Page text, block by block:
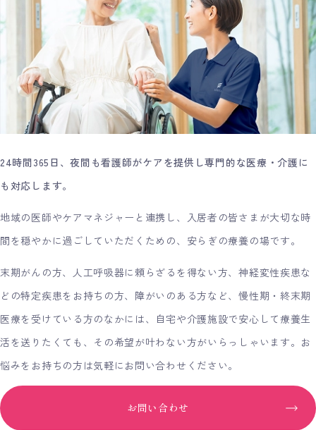
24時間365日、夜間も看護師がケアを提供し専門的な医療・介護に
も対応します。
地域の医師やケアマネジャーと連携し、入居者の皆さまが大切な時
間を穏やかに過ごしていただくための、安らぎの療養の場です。
末期がんの方、人工呼吸器に頼らざるを得ない方、神経変性疾患な
どの特定疾患をお持ちの方、障がいのある方など、慢性期・終末期
医療を受けている方のなかには、自宅や介護施設で安心して療養生
活を送りたくても、その希望が叶わない方がいらっしゃいます。お
悩みをお持ちの方は気軽にお問い合わせください。
お問い合わせ